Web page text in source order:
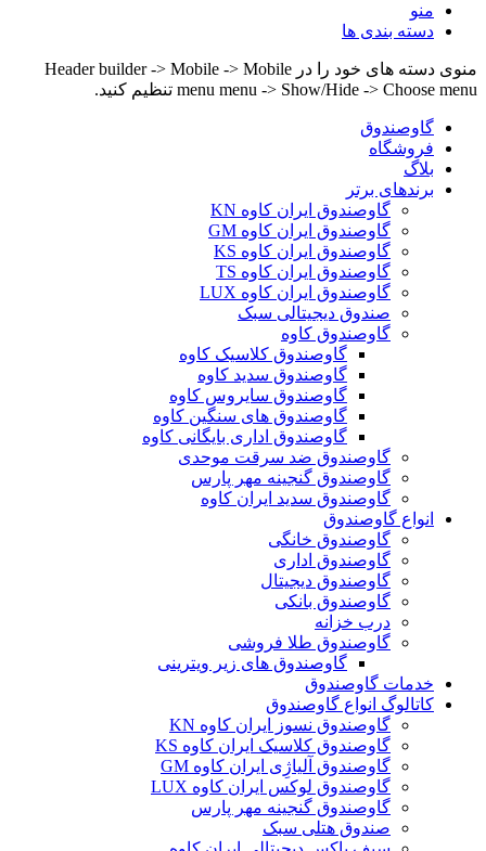
منو
دسته بندی ها
منوی دسته های خود را در Header builder -> Mobile -> Mobile
menu menu -> Show/Hide -> Choose menu تنظیم کنید.
گاوصندوق
فروشگاه
بلاگ
برندهای برتر
گاوصندوق ایران کاوه KN
گاوصندوق ایران کاوه GM
گاوصندوق ایران کاوه KS
گاوصندوق ایران کاوه TS
گاوصندوق ایران کاوه LUX
صندوق دیجیتالی سبک
گاوصندوق کاوه
گاوصندوق کلاسیک کاوه
گاوصندوق سدید کاوه
گاوصندوق سایروس کاوه
گاوصندوق های سنگین کاوه
گاوصندوق اداری بایگانی کاوه
گاوصندوق ضد سرقت موحدی
گاوصندوق گنجینه مهر پارس
گاوصندوق سدید ایران کاوه
انواع گاوصندوق
گاوصندوق خانگی
گاوصندوق اداری
گاوصندوق دیجیتال
گاوصندوق بانکی
درب خزانه
گاوصندوق طلا فروشی
گاوصندوق های زیر ویترینی
خدمات گاوصندوق
کاتالوگ انواع گاوصندوق
گاوصندوق نسوز ایران کاوه KN
گاوصندوق کلاسیک ایران کاوه KS
گاوصندوق آلیاژِی ایران کاوه GM
گاوصندوق لوکس ایران کاوه LUX
گاوصندوق گنجینه مهر پارس
صندوق هتلی سبک